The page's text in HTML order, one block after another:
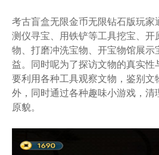
考古盲盒无限金币无限钻石版玩家
测仪寻宝、用铁铲等工具挖宝、开
物、打磨冲洗宝物、开宝物馆展示
益。同时呢为了探访文物的真实性
要利用各种工具观察文物，鉴别文
外，同时通过各种趣味小游戏，清
原貌。